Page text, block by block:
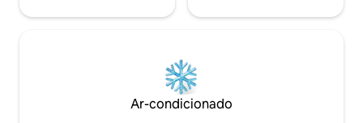
Ar-condicionado